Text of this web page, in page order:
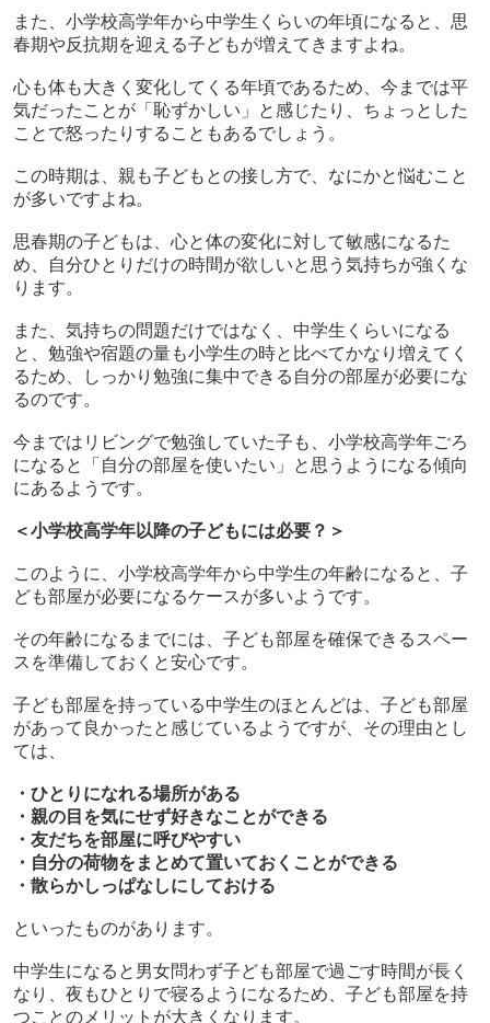
また、小学校高学年から中学生くらいの年頃になると、思
春期や反抗期を迎える子どもが増えてきますよね。
心も体も大きく変化してくる年頃であるため、今までは平
気だったことが「恥ずかしい」と感じたり、ちょっとした
ことで怒ったりすることもあるでしょう。
この時期は、親も子どもとの接し方で、なにかと悩むこと
が多いですよね。
思春期の子どもは、心と体の変化に対して敏感になるた
め、自分ひとりだけの時間が欲しいと思う気持ちが強くな
ります。
また、気持ちの問題だけではなく、中学生くらいになる
と、勉強や宿題の量も小学生の時と比べてかなり増えてく
るため、しっかり勉強に集中できる自分の部屋が必要にな
るのです。
今まではリビングで勉強していた子も、小学校高学年ごろ
になると「自分の部屋を使いたい」と思うようになる傾向
にあるようです。
＜小学校高学年以降の子どもには必要？＞
このように、小学校高学年から中学生の年齢になると、子
ども部屋が必要になるケースが多いようです。
その年齢になるまでには、子ども部屋を確保できるスペー
スを準備しておくと安心です。
子ども部屋を持っている中学生のほとんどは、子ども部屋
があって良かったと感じているようですが、その理由とし
ては、
・ひとりになれる場所がある
・親の目を気にせず好きなことができる
・友だちを部屋に呼びやすい
・自分の荷物をまとめて置いておくことができる
・散らかしっぱなしにしておける
といったものがあります。
中学生になると男女問わず子ども部屋で過ごす時間が長く
なり、夜もひとりで寝るようになるため、子ども部屋を持
つことのメリットが大きくなります。